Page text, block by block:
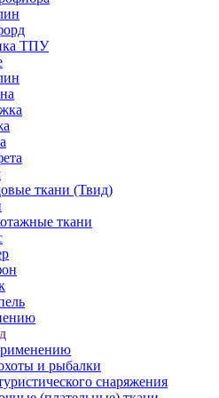
ТПУ
ткани (Твид)
ткани
и рыбалки
снаряжения